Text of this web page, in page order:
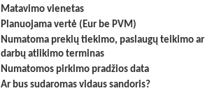
Matavimo vienetas
Planuojama vertė (Eur be PVM)
Numatoma prekių tiekimo, paslaugų teikimo ar
darbų atlikimo terminas
Numatomos pirkimo pradžios data
Ar bus sudaromas vidaus sandoris?